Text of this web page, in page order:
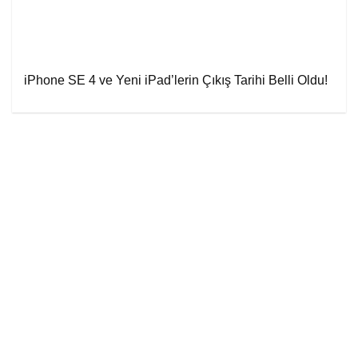
iPhone SE 4 ve Yeni iPad’lerin Çıkış Tarihi Belli Oldu!